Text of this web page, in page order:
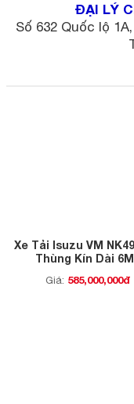
ĐẠI LÝ
Số 632 Quốc lộ
Xe Tải Isuzu VM
Thùng Kín Dài
Giá: 585,000,000đ